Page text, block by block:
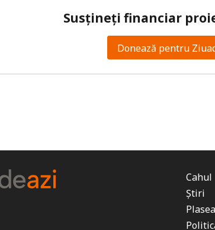
Susțineți financiar
Donează pentru
Cahul
Știri